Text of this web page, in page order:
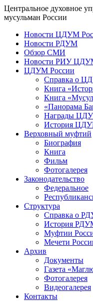
Центральное духовное
мусульман России
Новости ЦДУМ
Новости РДУМ
Обзор СМИ
Новости РИУ
ЦДУМ России
Справка о
Книга
Книга
«Панорама
Награды
История
Верховный муфтий
Биография
Книга
Фильм
Фотогалерея
Законодательство
Федеральное
Структура
Справка о
История
Муфтии
Мечети
Архив
Документы
Газета
Фотогалерея
Видеогалерея
Контакты